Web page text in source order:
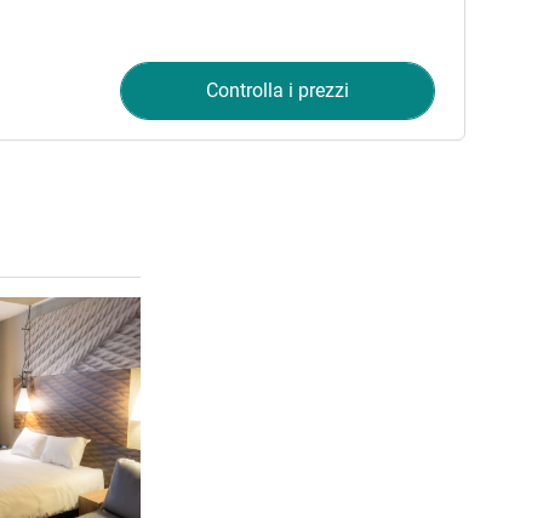
Controlla i prezzi